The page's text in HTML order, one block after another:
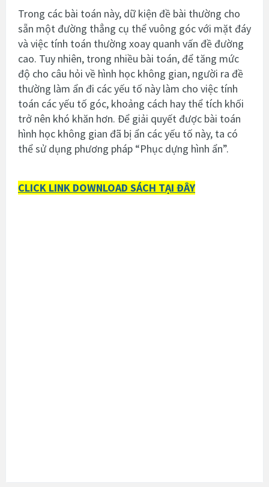
Trong các bài toán này, dữ kiện đề bài thường cho
sẵn một đường thẳng cụ thể vuông góc với mặt đáy
và việc tính toán thường xoay quanh vấn đề đường
cao. Tuy nhiên, trong nhiều bài toán, để tăng mức
độ cho câu hỏi về hình học không gian, người ra đề
thường làm ẩn đi các yếu tố này làm cho việc tính
toán các yếu tố góc, khoảng cách hay thể tích khối
trở nên khó khăn hơn. Để giải quyết được bài toán
hình học không gian đã bị ẩn các yếu tố này, ta có
thể sử dụng phương pháp “Phục dựng hình ẩn”.
CLICK LINK DOWNLOAD SÁCH TẠI ĐÂY